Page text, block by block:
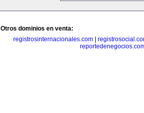
Otros dominios en venta:
registrosinternacionales.com